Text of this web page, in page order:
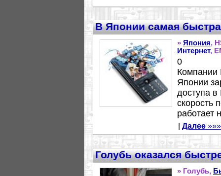
В Японии самая
» Япония,
Интернет,
0
Компании
Японии
доступа в
скорость
работает
Далее »»»
Голубь оказался
» Голубь,